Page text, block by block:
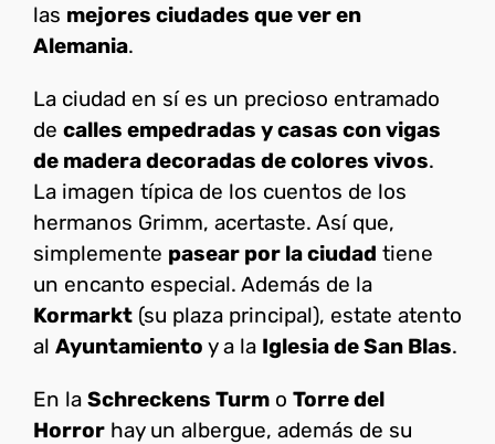
las mejores ciudades que ver en
Alemania.
La ciudad en sí es un precioso entramado
de calles empedradas y casas con vigas
de madera decoradas de colores vivos.
La imagen típica de los cuentos de los
hermanos Grimm, acertaste. Así que,
simplemente pasear por la ciudad tiene
un encanto especial. Además de la
Kormarkt (su plaza principal), estate atento
al Ayuntamiento y a la Iglesia de San Blas.
En la Schreckens Turm o Torre del
Horror hay un albergue, además de su